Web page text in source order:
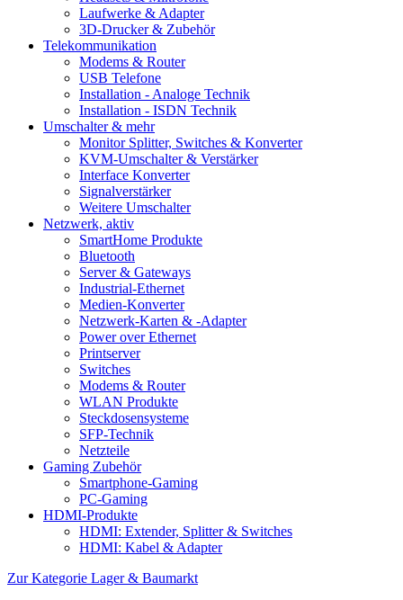
Laufwerke & Adapter
3D-Drucker & Zubehör
Telekommunikation
Modems & Router
USB Telefone
Installation - Analoge Technik
Installation - ISDN Technik
Umschalter & mehr
Monitor Splitter, Switches & Konverter
KVM-Umschalter & Verstärker
Interface Konverter
Signalverstärker
Weitere Umschalter
Netzwerk, aktiv
SmartHome Produkte
Bluetooth
Server & Gateways
Industrial-Ethernet
Medien-Konverter
Netzwerk-Karten & -Adapter
Power over Ethernet
Printserver
Switches
Modems & Router
WLAN Produkte
Steckdosensysteme
SFP-Technik
Netzteile
Gaming Zubehör
Smartphone-Gaming
PC-Gaming
HDMI-Produkte
HDMI: Extender, Splitter & Switches
HDMI: Kabel & Adapter
Zur Kategorie Lager & Baumarkt